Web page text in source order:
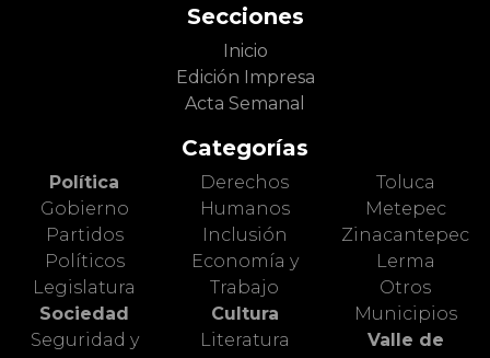
Secciones
Inicio
Edición Impresa
Acta Semanal
Categorías
Política
Gobierno
Partidos
Políticos
Legislatura
Sociedad
Seguridad y
Derechos
Humanos
Inclusión
Economía y
Trabajo
Cultura
Literatura
Toluca
Metepec
Zinacantepec
Lerma
Otros
Municipios
Valle de